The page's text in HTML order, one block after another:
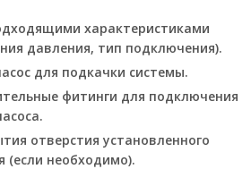
характеристиками
давления, тип подключения).
для подкачки системы.
фитинги для подключения
отверстия установленного
(если необходимо).